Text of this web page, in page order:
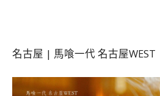
名古屋 | 馬喰一代 名古屋WEST